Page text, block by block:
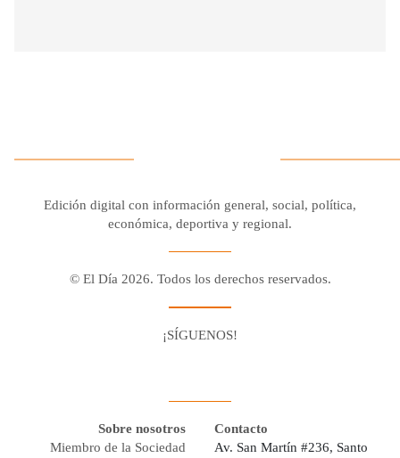
Edición digital con información general, social, política,
económica, deportiva y regional.
© El Día 2026. Todos los derechos reservados.
¡SÍGUENOS!
Sobre nosotros
Miembro de la Sociedad
Contacto
Av. San Martín #236, Santo